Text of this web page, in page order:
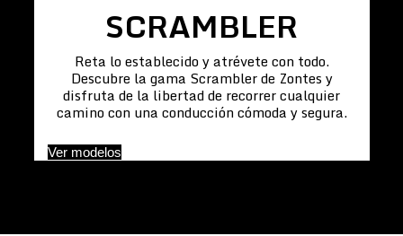
SCRAMBLER
Reta lo establecido y atrévete con todo.
Descubre la gama Scrambler de Zontes y
disfruta de la libertad de recorrer cualquier
camino con una conducción cómoda y segura.
Ver modelos